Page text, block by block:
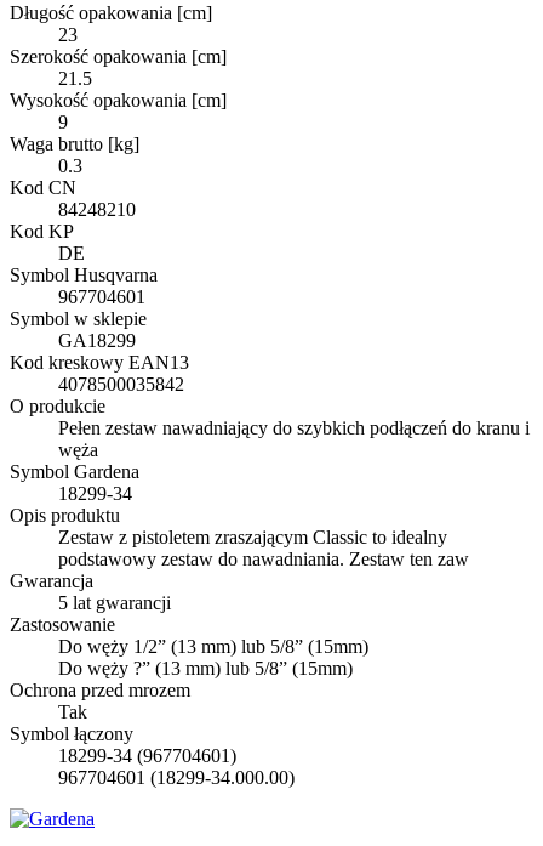
Długość opakowania [cm]
23
Szerokość opakowania [cm]
21.5
Wysokość opakowania [cm]
9
Waga brutto [kg]
0.3
Kod CN
84248210
Kod KP
DE
Symbol Husqvarna
967704601
Symbol w sklepie
GA18299
Kod kreskowy EAN13
4078500035842
O produkcie
Pełen zestaw nawadniający do szybkich podłączeń do kranu i
węża
Symbol Gardena
18299-34
Opis produktu
Zestaw z pistoletem zraszającym Classic to idealny
podstawowy zestaw do nawadniania. Zestaw ten zaw
Gwarancja
5 lat gwarancji
Zastosowanie
Do węży 1/2” (13 mm) lub 5/8” (15mm)
Do węży ?” (13 mm) lub 5/8” (15mm)
Ochrona przed mrozem
Tak
Symbol łączony
18299-34 (967704601)
967704601 (18299-34.000.00)